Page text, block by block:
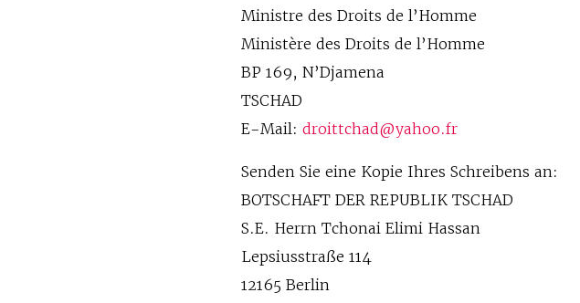
Ministre des Droits de l’Homme
Ministère des Droits de l’Homme
BP 169, N’Djamena
TSCHAD
E-Mail:droittchad@yahoo.fr
Senden Sie eine Kopie Ihres Schreibens an:
BOTSCHAFT DER REPUBLIK TSCHAD
S.E. Herrn Tchonai Elimi Hassan
Lepsiusstraße 114
12165 Berlin